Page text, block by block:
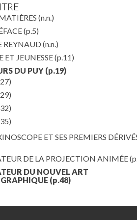
(n.n.)
(p.5)
REYNAUD (n.n.)
ET JEUNESSE(p.11)
DU PUY (p.19)
ET SES PREMIERS
DE LA PROJECTION ANIMÉE
DU NOUVEL ART
(p.48)